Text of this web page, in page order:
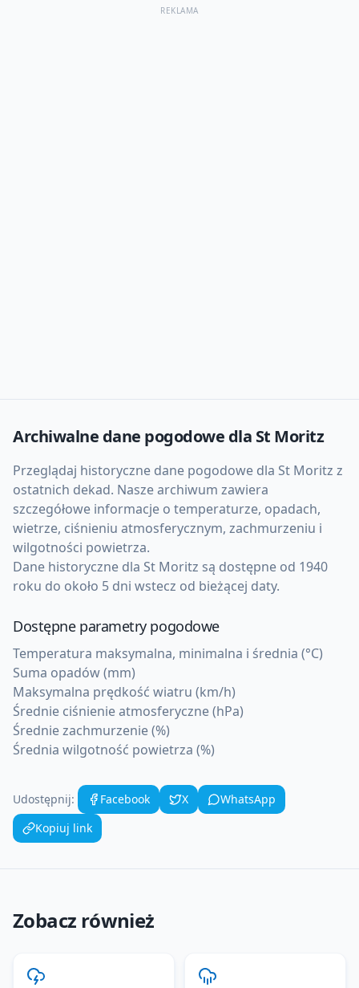
REKLAMA
Archiwalne dane pogodowe dla St Moritz
Przeglądaj historyczne dane pogodowe dla St Moritz z
ostatnich dekad. Nasze archiwum zawiera
szczegółowe informacje o temperaturze, opadach,
wietrze, ciśnieniu atmosferycznym, zachmurzeniu i
wilgotności powietrza.
Dane historyczne dla St Moritz są dostępne od 1940
roku do około 5 dni wstecz od bieżącej daty.
Dostępne parametry pogodowe
Temperatura maksymalna, minimalna i średnia (°C)
Suma opadów (mm)
Maksymalna prędkość wiatru (km/h)
Średnie ciśnienie atmosferyczne (hPa)
Średnie zachmurzenie (%)
Średnia wilgotność powietrza (%)
Udostępnij: Facebook X
WhatsApp
Kopiuj link
Zobacz również